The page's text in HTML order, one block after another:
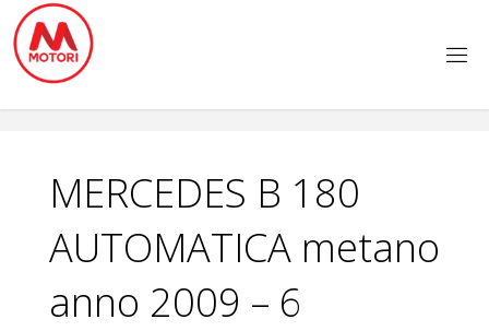
Salta
contenuto
MERCEDES B 180
AUTOMATICA metano
anno 2009 – 6